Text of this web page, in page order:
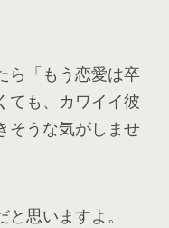
ら「もう恋愛は卒
も、カワイイ彼
そうな気がしませ
思いますよ。